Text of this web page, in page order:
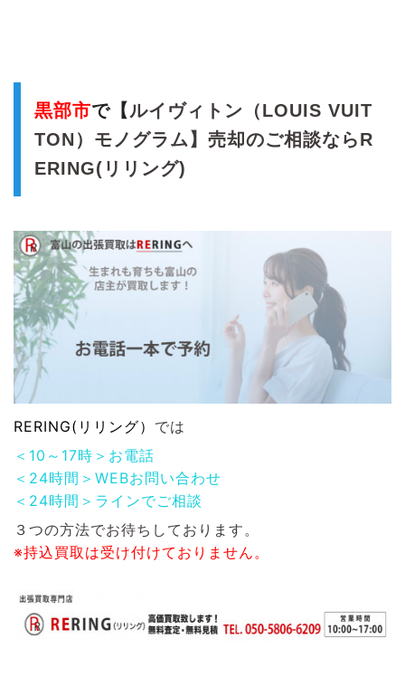
黒部市で【ルイヴィトン（LOUIS VUIT
TON）モノグラム】売却のご相談ならR
ERING(リリング)
RERING(リリング） では
＜10～17時＞お電話
＜24時間＞WEBお問い合わせ
＜24時間＞ラインでご相談
３つの方法でお待ちしております。
※持込買取は受け付けておりません。